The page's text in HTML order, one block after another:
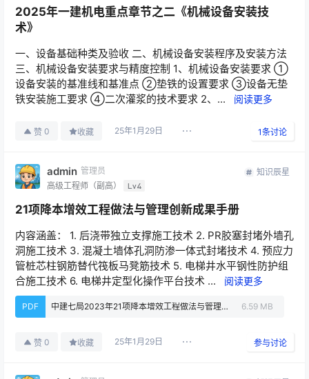
2025年一建机电重点章节之二《机械设备安装技
术》
一、设备基础种类及验收 二、机械设备安装程序及安装方法
三、机械设备安装要求与精度控制 1、机械设备安装要求 ①
设备安装的基准线和基准点 ②垫铁的设置要求 ③设备无垫
铁安装施工要求 ④二次灌浆的技术要求 2、...
阅读更多
赞 0 收藏 25年1月29日 1条讨论
admin 管理员
高级工程师（副高）
Lv4
知识辰星
21项降本增效工程做法与管理创新成果手册
内容涵盖： 1. 后浇带独立支撑施工技术 2. PR胶塞封堵外墙孔
洞施工技术 3. 混凝土墙体孔洞防渗一体式封堵技术 4. 预应力
管桩芯柱钢筋替代筏板马凳筋技术 5. 电梯井水平钢性防护组
合施工技术 6. 电梯井定型化操作平台技术 ...
阅读更多
PDF 中建七局2023年21项降本增效工程做法与管理创新成果手册.pdf 6.59 MB
赞 0 收藏 25年1月29日 参与讨论